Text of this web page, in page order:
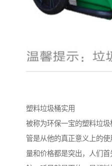
塑料垃圾桶实用
被称为环保一宝的塑料垃
管是从他的真正意义上的
量和价格都是突出，人们